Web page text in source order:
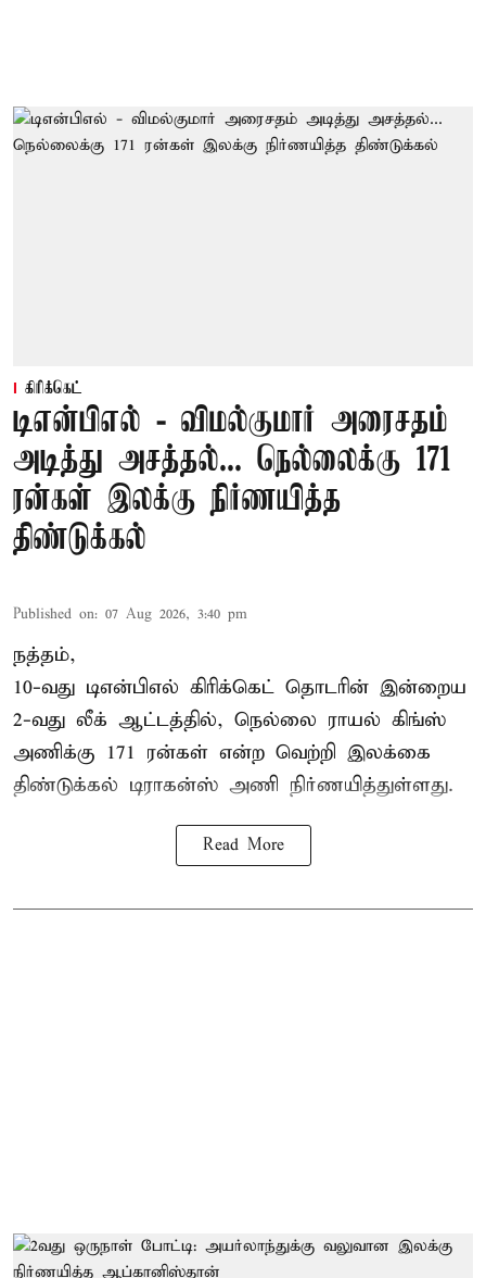
கிரிக்கெட்
டிஎன்பிஎல் - விமல்குமார் அரைசதம்
அடித்து அசத்தல்... நெல்லைக்கு 171
ரன்கள் இலக்கு நிர்ணயித்த
திண்டுக்கல்
Published on: 07 Aug 2026, 3:40 pm
நத்தம்,
10-வது டிஎன்பிஎல் கிரிக்கெட் தொடரின் இன்றைய
2-வது லீக் ஆட்டத்தில், நெல்லை ராயல் கிங்ஸ்
அணிக்கு 171 ரன்கள் என்ற வெற்றி இலக்கை
திண்டுக்கல் டிராகன்ஸ் அணி நிர்ணயித்துள்ளது.
Read More